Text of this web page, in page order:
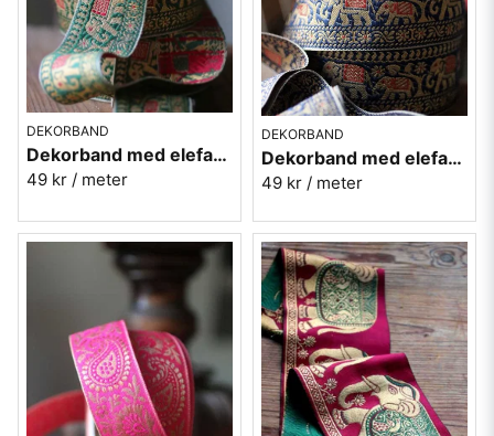
DEKORBAND
Dekorband med elefanter på rad - grön
49 kr / meter
DEKORBAND
Dekorband med elefanter på rad - blå
49 kr / meter